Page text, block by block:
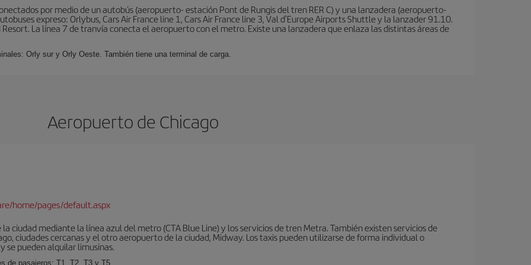
por medio de un autobús (aeropuerto- estación Pont de Rungis del tren RER C) y una lanzadera (aeropuerto-
expreso: Orlybus, Cars Air France line 1, Cars Air France line 3, Val d'Europe Airports Shuttle y la lanzader 91.10.
La línea 7 de tranvía conecta el aeropuerto con el metro. Existe una lanzadera que enlaza las distintas áreas de
Orly sur y Orly Oeste. También tiene una terminal de carga.
Aeropuerto de Chicago
home/pages/default.aspx
ciudad mediante la línea azul del metro (CTA Blue Line) y los servicios de tren Metra. También existen servicios de
ciudades cercanas y el otro aeropuerto de la ciudad, Midway. Los taxis pueden utilizarse de forma individual o
se pueden alquilar limusinas.
de pasajeros: T1, T2, T3 y T5.